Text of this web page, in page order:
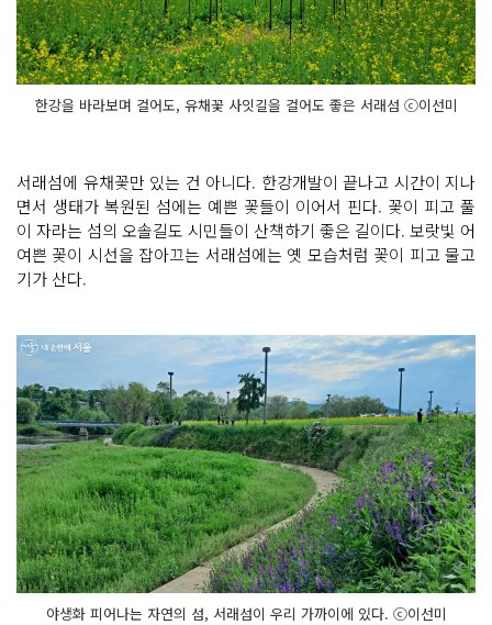
한강을 바라보며 걸어도, 유채꽃 사잇길을 걸어도 좋은 서래섬 ⓒ이선미
서래섬에 유채꽃만 있는 건 아니다. 한강개발이 끝나고 시간이 지나
면서 생태가 복원된 섬에는 예쁜 꽃들이 이어서 핀다. 꽃이 피고 풀
이 자라는 섬의 오솔길도 시민들이 산책하기 좋은 길이다. 보랏빛 어
여쁜 꽃이 시선을 잡아끄는 서래섬에는 옛 모습처럼 꽃이 피고 물고
기가 산다.
야생화 피어나는 자연의 섬, 서래섬이 우리 가까이에 있다. ⓒ이선미